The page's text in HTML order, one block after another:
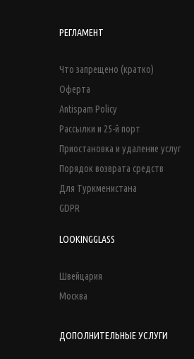
РЕГЛАМЕНТ
Что запрещено (кратко)
Оферта
Antispam Policy
Рассылки и 25-й порт
Приостановка и удаление услуг
Порядок возврата средств
Для Туркменистана
GDPR
LOOKINGGLASS
Швейцария
Москва
ДОПОЛНИТЕЛЬНЫЕ УСЛУГИ